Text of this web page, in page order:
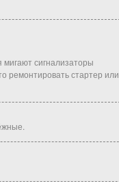
мигают сигнализаторы
ремонтировать стартер или